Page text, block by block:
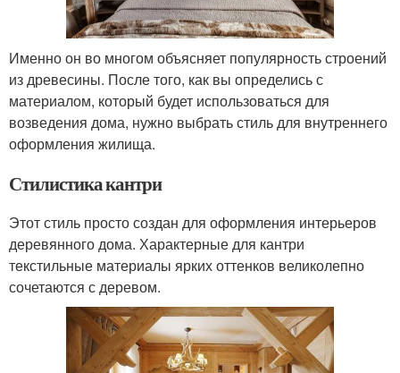
Именно он во многом объясняет популярность строений
из древесины. После того, как вы определись с
материалом, который будет использоваться для
возведения дома, нужно выбрать стиль для внутреннего
оформления жилища.
Стилистика кантри
Этот стиль просто создан для оформления интерьеров
деревянного дома. Характерные для кантри
текстильные материалы ярких оттенков великолепно
сочетаются с деревом.